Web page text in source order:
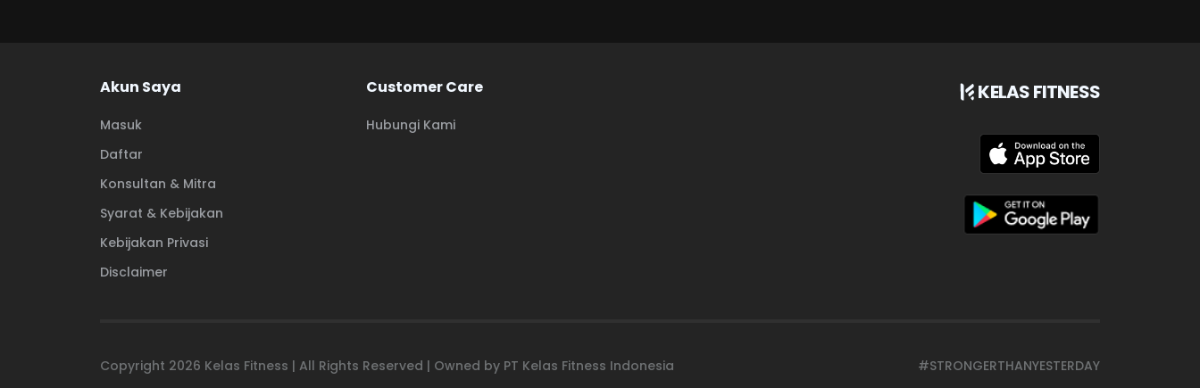
Akun Saya
Masuk
Daftar
Konsultan & Mitra
Syarat & Kebijakan
Kebijakan Privasi
Disclaimer
Customer Care
Hubungi Kami
KELAS FITNESS
Copyright 2026 Kelas Fitness | All Rights Reserved | Owned by PT Kelas Fitness Indonesia #STRONGERTHANYESTERDAY